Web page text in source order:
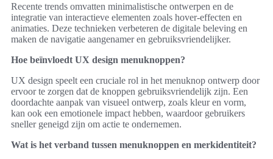
Recente trends omvatten minimalistische ontwerpen en de
integratie van interactieve elementen zoals hover-effecten en
animaties. Deze technieken verbeteren de digitale beleving en
maken de navigatie aangenamer en gebruiksvriendelijker.
Hoe beïnvloedt UX design menuknoppen?
UX design speelt een cruciale rol in het menuknop ontwerp door
ervoor te zorgen dat de knoppen gebruiksvriendelijk zijn. Een
doordachte aanpak van visueel ontwerp, zoals kleur en vorm,
kan ook een emotionele impact hebben, waardoor gebruikers
sneller geneigd zijn om actie te ondernemen.
Wat is het verband tussen menuknoppen en merkidentiteit?